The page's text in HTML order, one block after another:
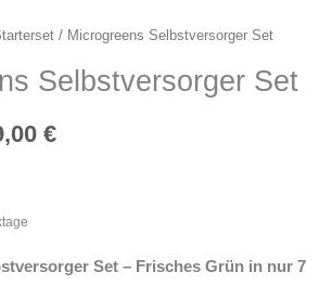
/ Microgreens Selbstversorger Set
Selbstversorger Set
€
Set – Frisches Grün in nur 7